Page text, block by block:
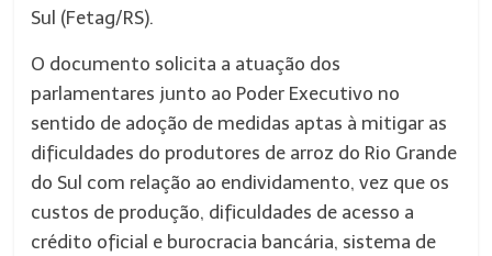
Sul (Fetag/RS).
O documento solicita a atuação dos
parlamentares junto ao Poder Executivo no
sentido de adoção de medidas aptas à mitigar as
dificuldades do produtores de arroz do Rio Grande
do Sul com relação ao endividamento, vez que os
custos de produção, dificuldades de acesso a
crédito oficial e burocracia bancária, sistema de